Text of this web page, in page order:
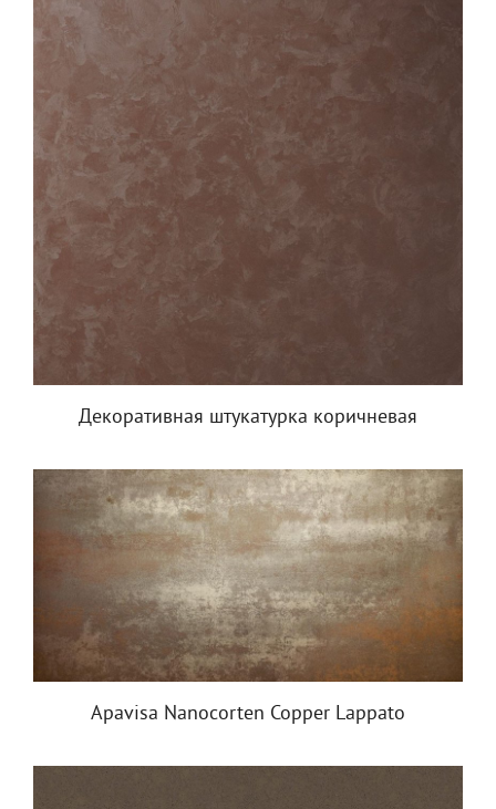
Декоративная штукатурка коричневая
Apavisa Nanocorten Copper Lappato